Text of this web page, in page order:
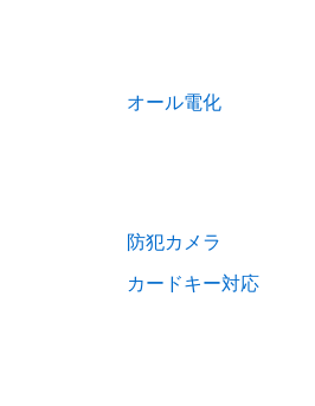
オール電化
防犯カメラ
カードキー対応